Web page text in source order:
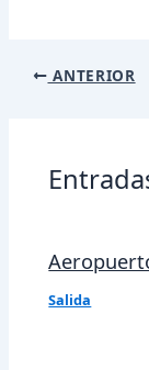
Navegación
ANTERIOR
Salida